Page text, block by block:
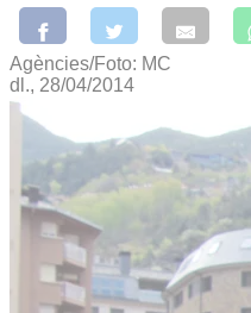
Agències/Foto: MC
dl., 28/04/2014